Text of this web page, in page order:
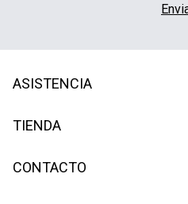
ASISTENCIA
TIENDA
CONTACTO